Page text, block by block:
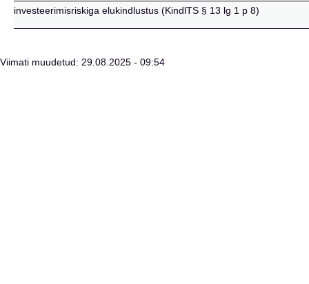
investeerimisriskiga elukindlustus (KindlTS § 13 lg 1 p 8)
Viimati muudetud: 29.08.2025 - 09:54